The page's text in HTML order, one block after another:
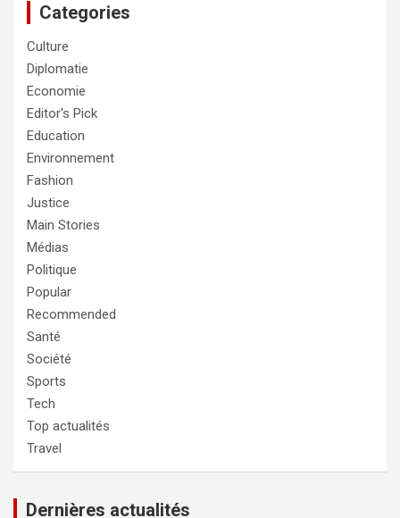
Categories
Culture
Diplomatie
Economie
Editor's Pick
Education
Environnement
Fashion
Justice
Main Stories
Médias
Politique
Popular
Recommended
Santé
Société
Sports
Tech
Top actualités
Travel
Dernières actualités